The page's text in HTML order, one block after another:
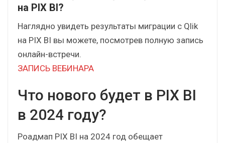
1.28, позволяет сохранить их в библиотеку и
рамках проекта.
Что важно учесть при миграции с Qlik
на PIX BI?
Наглядно увидеть результаты миграции с Qlik
на PIX BI вы можете, посмотрев полную запись
онлайн-встречи.